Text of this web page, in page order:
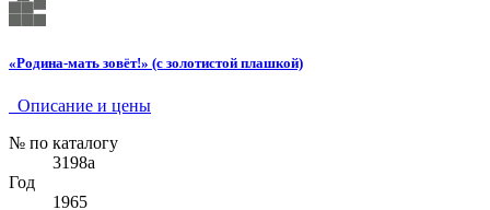
«Родина-мать зовёт!» (с золотистой плашкой)
Описание и цены
№ по каталогу
3198а
Год
1965